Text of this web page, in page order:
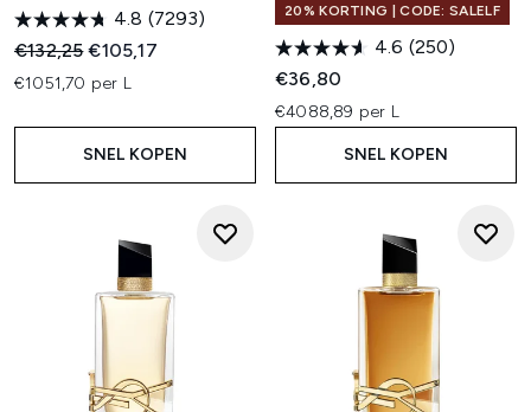
4.8 (7293)
Recommended Retail Price:
€132,25Huidige prijs:
€105,17
€1051,70 per L
SNEL KOPEN
20% KORTING | CODE: SALELF
4.6 (250)
€36,80
€4088,89 per L
SNEL KOPEN